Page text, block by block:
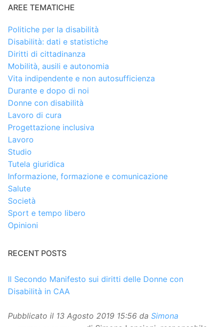
AREE TEMATICHE
Politiche per la disabilità
Disabilità: dati e statistiche
Diritti di cittadinanza
Mobilità, ausili e autonomia
Vita indipendente e non autosufficienza
Durante e dopo di noi
Donne con disabilità
Lavoro di cura
Progettazione inclusiva
Lavoro
Studio
Tutela giuridica
Informazione, formazione e comunicazione
Salute
Società
Sport e tempo libero
Opinioni
RECENT POSTS
Il Secondo Manifesto sui diritti delle Donne con
Disabilità in CAA
Pubblicato il 13 Agosto 2019 15:56 da Simona